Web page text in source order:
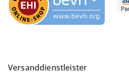
Versanddienstleister